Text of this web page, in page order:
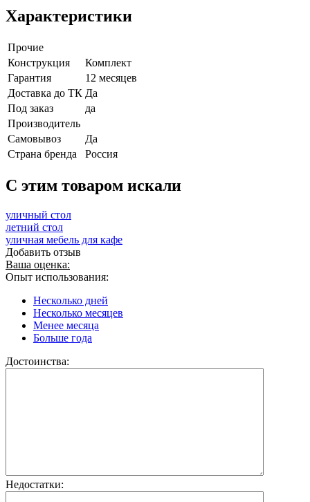
Характеристики
Прочие
Конструкция
Комплект
Гарантия
12 месяцев
Доставка до ТК Да
Под заказ
да
Производитель
Самовывоз
Да
Страна бренда
Россия
C этим товаром искали
уличный стол
летний стол
уличная мебель для кафе
Добавить отзыв
Ваша оценка:
Опыт использования:
Несколько дней
Несколько месяцев
Менее месяца
Больше года
Достоинства:
Недостатки: